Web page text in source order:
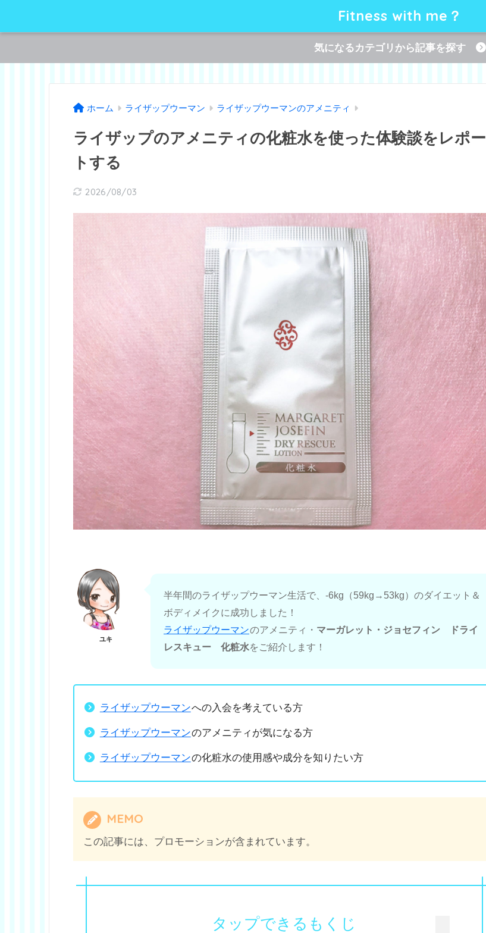
Fitness with me？
気になるカテゴリから記事を探す
ホーム ライザップウーマン ライザップウーマンのアメニティ
ライザップのアメニティの化粧水を使った体験談をレポー
トする
2026/08/03
ユキ
半年間のライザップウーマン生活で、-6kg（59kg→53kg）のダイエット＆
ボディメイクに成功しました！
ライザップウーマンのアメニティ・ マーガレット・ジョセフィン ドライ
レスキュー 化粧水をご紹介します！
ライザップウーマンへの入会を考えている方
ライザップウーマンのアメニティが気になる方
ライザップウーマンの化粧水の使用感や成分を知りたい方
MEMO
この記事には、プロモーションが含まれています。
タップできるもくじ